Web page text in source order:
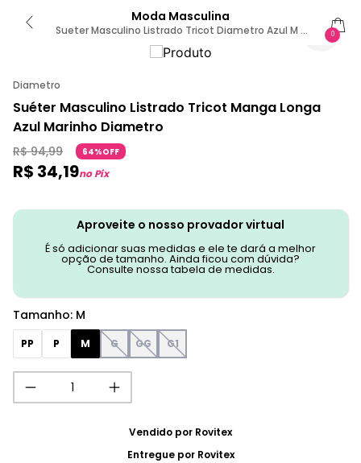
Moda Masculina
Sueter Masculino Listrado Tricot Diametro Azul M /
0
Diametro
Suéter Masculino Listrado Tricot Manga Longa
Azul Marinho Diametro
R$ 94,99 64%OFF
R$ 34,19no Pix
Aproveite o nosso provador virtual
É só adicionar suas medidas e ele te dará a melhor
opção de tamanho. Ainda ficou com dúvida?
Consulte nossa tabela de medidas.
Tamanho: M
PP P M G GG G1
Vendido por Rovitex
Entregue por Rovitex